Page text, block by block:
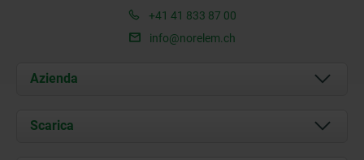
+41 41 833 87 00
info@norelem.ch
Azienda
Chi siamo
Scarica